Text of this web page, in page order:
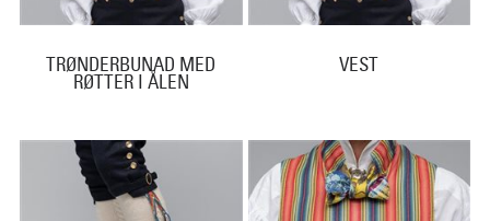
TRØNDERBUNAD MED
RØTTER I ÅLEN
VEST